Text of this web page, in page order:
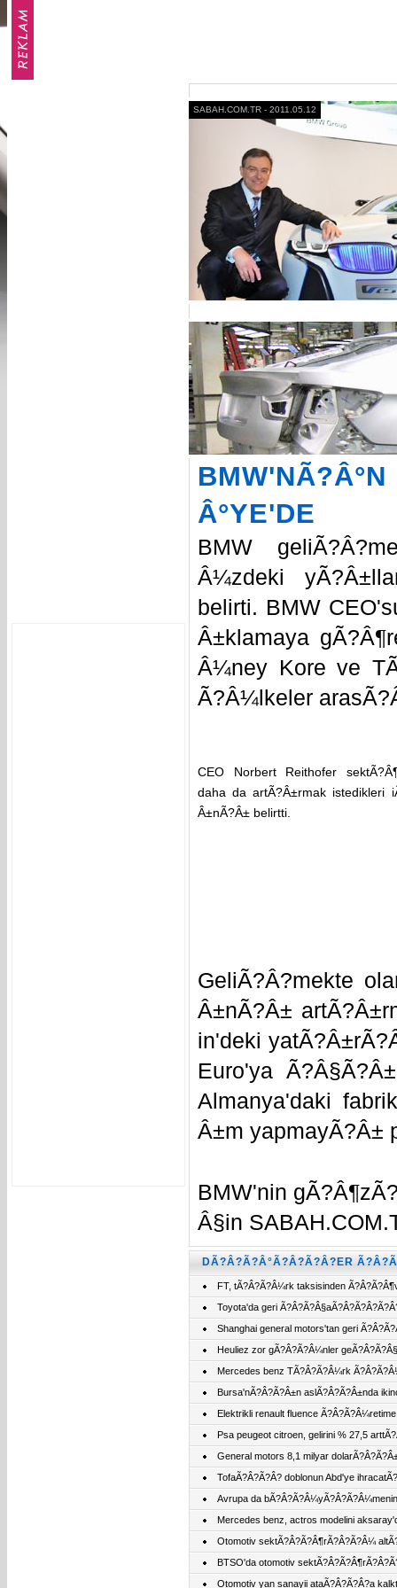
SABAH.COM.TR - 2011.05.12
Â°YE'DE
BMW
Â¼zdeki
belirti. BMW
Â±klamaya
Â¼ney Kore ve
Ã?Â¼lkeler
CEO Norbert Reithofer
daha da artÃ?Â±rmak istedikleri
Â±nÃ?Â± belirtti.
GeliÃ?Â?mekte
Â±nÃ?Â±
in'deki
Euro'ya
Almanya'daki
Â±m yapmayÃ?Â±
BMW'nin
Â§in
DÃ?Â?Ã?Â°Ã?Â?Ã?Â?ER
FT, tÃ?Â?Ã?Â¼rk taksisinden
Toyota'da geri
Shanghai general motors'tan geri
Heuliez zor gÃ?Â?Ã?Â¼nler
Mercedes benz TÃ?Â?Ã?Â¼rk
Bursa'nÃ?Â?Ã?Â±n aslÃ?Â?Ã?Â±nda
Elektrikli renault fluence
Psa peugeot citroen, gelirini % 27,5
General motors 8,1 milyar
TofaÃ?Â?Ã?Â? doblonun Abd'ye
Avrupa da
Mercedes benz, actros modelini
Otomotiv sektÃ?Â?Ã?Â¶rÃ?Â?Ã?Â¼
BTSO'da otomotiv
Otomotiv yan sanayii ataÃ?Â?Ã?Â?a